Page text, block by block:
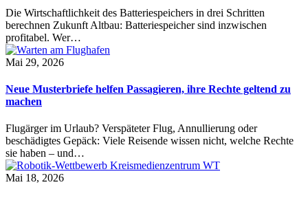
Die Wirtschaftlichkeit des Batteriespeichers in drei Schritten
berechnen Zukunft Altbau: Batteriespeicher sind inzwischen
profitabel. Wer…
Mai 29, 2026
Neue Musterbriefe helfen Passagieren, ihre Rechte geltend zu
machen
Flugärger im Urlaub? Verspäteter Flug, Annullierung oder
beschädigtes Gepäck: Viele Reisende wissen nicht, welche Rechte
sie haben – und…
Mai 18, 2026